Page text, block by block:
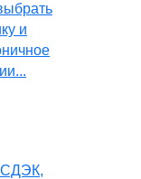
и
СДЭК,